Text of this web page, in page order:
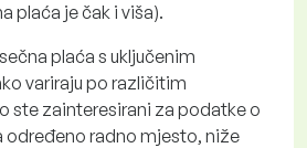
plaća je čak i viša).
plaća s uključenim
variraju po različitim
ste zainteresirani za podatke o
određeno radno mjesto, niže